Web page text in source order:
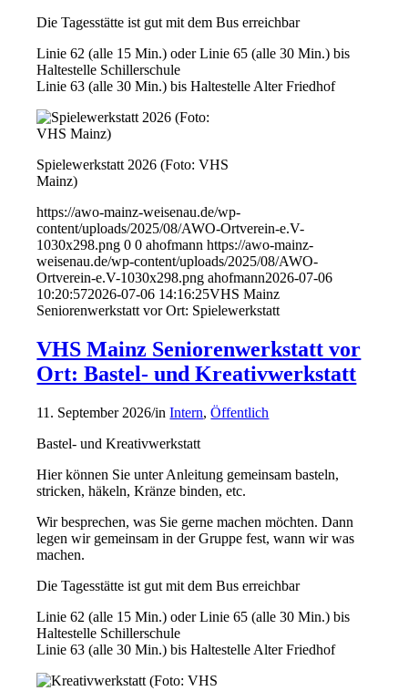
Die Tagesstätte ist gut mit dem Bus erreichbar
Linie 62 (alle 15 Min.) oder Linie 65 (alle 30 Min.) bis
Haltestelle Schillerschule
Linie 63 (alle 30 Min.) bis Haltestelle Alter Friedhof
Spielewerkstatt 2026 (Foto: VHS
Mainz)
https://awo-mainz-weisenau.de/wp-
content/uploads/2025/08/AWO-Ortverein-e.V-
1030x298.png 0 0 ahofmann https://awo-mainz-
weisenau.de/wp-content/uploads/2025/08/AWO-
Ortverein-e.V-1030x298.png ahofmann2026-07-06
10:20:572026-07-06 14:16:25VHS Mainz
Seniorenwerkstatt vor Ort: Spielewerkstatt
VHS Mainz Seniorenwerkstatt vor
Ort: Bastel- und Kreativwerkstatt
11. September 2026/inIntern,Öffentlich
Bastel- und Kreativwerkstatt
Hier können Sie unter Anleitung gemeinsam basteln,
stricken, häkeln, Kränze binden, etc.
Wir besprechen, was Sie gerne machen möchten. Dann
legen wir gemeinsam in der Gruppe fest, wann wir was
machen.
Die Tagesstätte ist gut mit dem Bus erreichbar
Linie 62 (alle 15 Min.) oder Linie 65 (alle 30 Min.) bis
Haltestelle Schillerschule
Linie 63 (alle 30 Min.) bis Haltestelle Alter Friedhof